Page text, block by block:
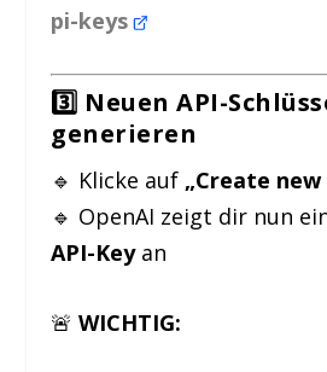
pi-keys
3️⃣ Neuen API-
generieren
🔹 Klicke auf „Create
🔹 OpenAI zeigt dir nun
API-Keyan
🚨WICHTIG: